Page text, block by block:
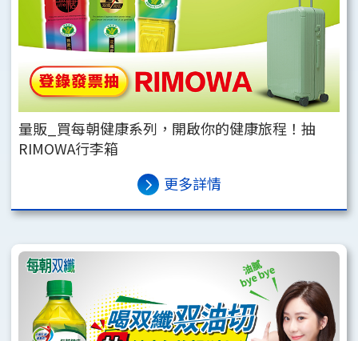
量販_買每朝健康系列，開啟你的健康旅程！抽
RIMOWA行李箱
更多詳情